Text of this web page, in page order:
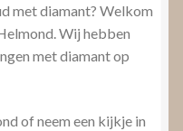
met diamant? Welkom
Wij hebben
met diamant op
of neem een kijkje in